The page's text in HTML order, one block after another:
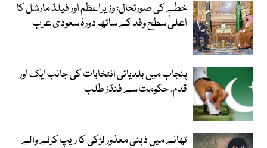
خطے کی صورتحال؛ وزیراعظم اور فیلڈ مارشل کا
اعلیٰ سطح وفد کے ساتھ دورۂ سعودی عرب
پنجاب میں بلدیاتی انتخابات کی جانب ایک اور
قدم، حکومت سے فنڈز طلب
تھانے میں ذہنی معذور لڑکی کا ریپ کرنے والے